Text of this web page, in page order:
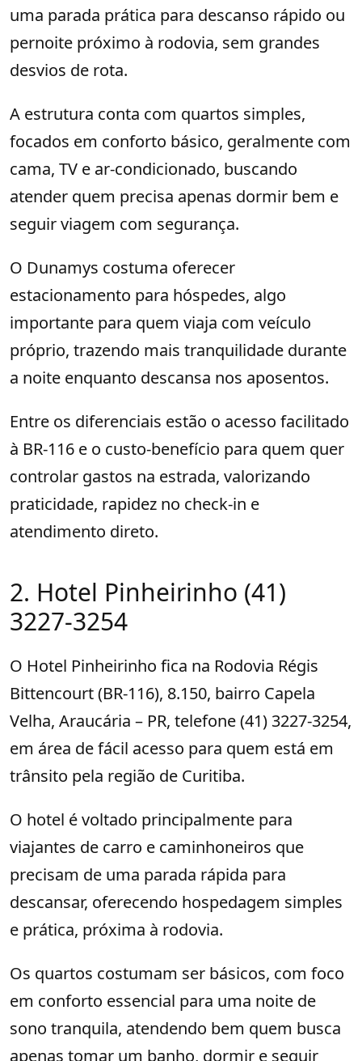
uma parada prática para descanso rápido ou
pernoite próximo à rodovia, sem grandes
desvios de rota.
A estrutura conta com quartos simples,
focados em conforto básico, geralmente com
cama, TV e ar-condicionado, buscando
atender quem precisa apenas dormir bem e
seguir viagem com segurança.
O Dunamys costuma oferecer
estacionamento para hóspedes, algo
importante para quem viaja com veículo
próprio, trazendo mais tranquilidade durante
a noite enquanto descansa nos aposentos.
Entre os diferenciais estão o acesso facilitado
à BR-116 e o custo-benefício para quem quer
controlar gastos na estrada, valorizando
praticidade, rapidez no check-in e
atendimento direto.
2. Hotel Pinheirinho (41)
3227-3254
O Hotel Pinheirinho fica na Rodovia Régis
Bittencourt (BR-116), 8.150, bairro Capela
Velha, Araucária – PR, telefone (41) 3227-3254,
em área de fácil acesso para quem está em
trânsito pela região de Curitiba.
O hotel é voltado principalmente para
viajantes de carro e caminhoneiros que
precisam de uma parada rápida para
descansar, oferecendo hospedagem simples
e prática, próxima à rodovia.
Os quartos costumam ser básicos, com foco
em conforto essencial para uma noite de
sono tranquila, atendendo bem quem busca
apenas tomar um banho, dormir e seguir